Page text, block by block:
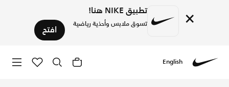
× تطبيق NIKE هنا!
تسوق ملابس وأحذية رياضية افتح
English